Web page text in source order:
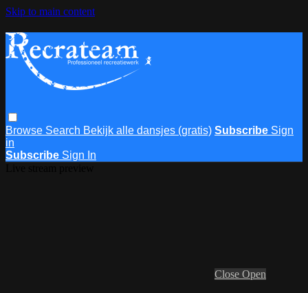
Skip to main content
Browse Search Bekijk alle dansjes (gratis) Subscribe Sign
in
Subscribe Sign In
Close Open